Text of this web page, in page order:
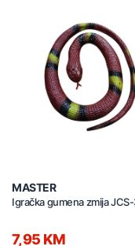
MASTER
Igračka gumena zmija
7,95 KM